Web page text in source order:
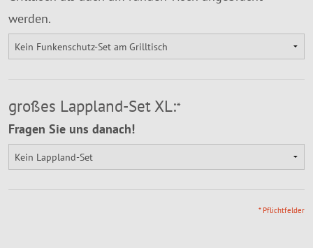
werden.
großes Lappland-Set XL:*
Fragen Sie uns danach!
* Pflichtfelder